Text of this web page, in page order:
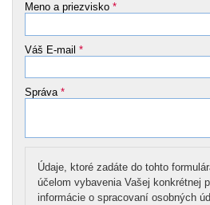
Meno a priezvisko *
Váš E-mail *
Správa *
Údaje, ktoré zadáte do tohto
účelom vybavenia Vašej konkrétnej
informácie o spracovaní osobných